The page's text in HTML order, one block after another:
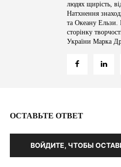
людях щирість,
Натхнення
та Океану
сторінку
України Марка
ОСТАВЬТЕ ОТВЕТ
ВОЙДИТЕ, ЧТОБЫ